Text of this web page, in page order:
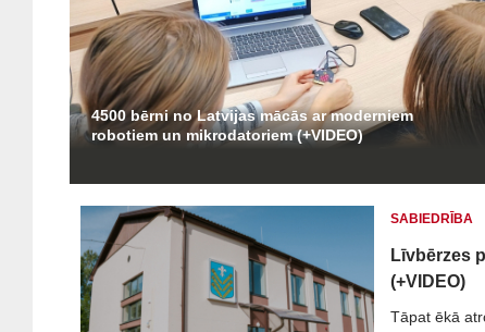
4500 bērni no Latvijas mācās ar moderniem
robotiem un mikrodatoriem (+VIDEO)
SABIEDRĪBA
Līvbērzes
(+VIDEO)
Tāpat ēkā